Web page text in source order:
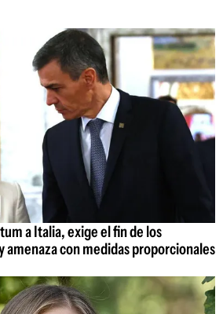
a Italia, exige el fin de los
con medidas proporcionales